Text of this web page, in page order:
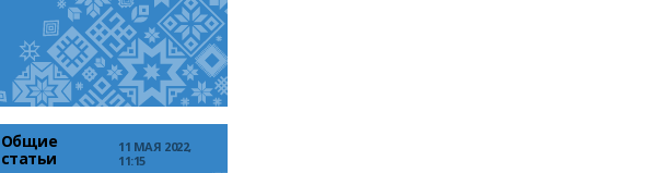
Общие
статьи
11 МАЯ 2022,
11:15